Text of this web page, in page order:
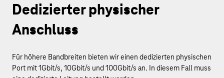
Dedizierter physischer
Anschluss
Für höhere Bandbreiten bieten wir einen dedizierten physischen
Port mit 1Gbit/s, 10Gbit/s und 100Gbit/s an. In diesem Fall muss